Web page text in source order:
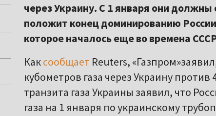
через Украину. С 1 января они
положит конец доминированию
которое началось еще во времена
Каксообщает Reuters,
кубометров газа через Украину
транзита газа Украины заявил, что
газа на 1 января по украинскому